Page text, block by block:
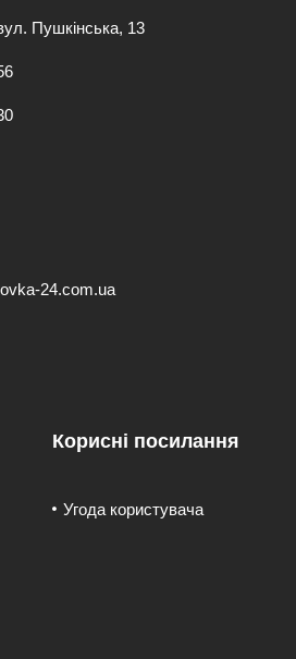
Пушкінська, 13
24.com.ua
Корисні посилання
Угода користувача